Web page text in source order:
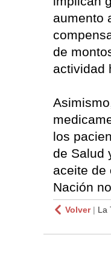
aumento
de
actividad
los
de Salud
aceite de
Nación
Volver| La